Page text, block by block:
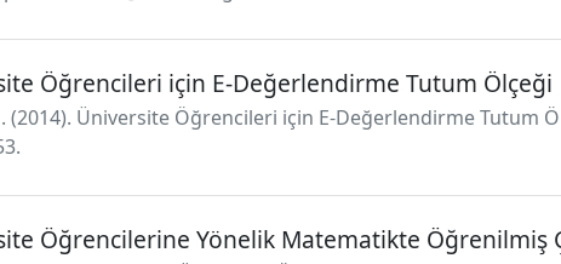
Öğrencileri için E-Değerlendirme Tutum Ölçeği
(2014). Üniversite Öğrencileri için E-Değerlendirme
Öğrencilerine Yönelik Matematikte Öğrenilmiş